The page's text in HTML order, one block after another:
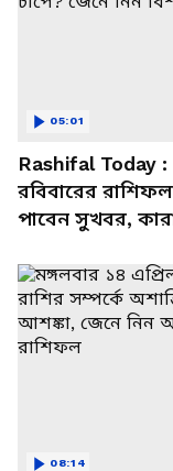
Rashifal Today :
রবিবারের
পাবেন সুখবর,
বিশদে
05:01
08:14